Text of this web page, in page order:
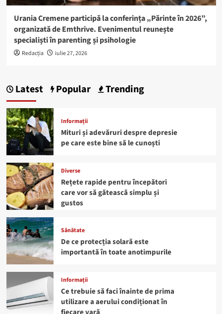
Urania Cremene participă la conferința „Părinte în 2026”,
organizată de Emthrive. Evenimentul reunește
specialiști în parenting și psihologie
Redacția iulie 27, 2026
Latest Popular Trending
Informații
Mituri și adevăruri despre depresie
pe care este bine să le cunoști
Diverse
Rețete rapide pentru începători
care vor să gătească simplu și
gustos
Sănătate
De ce protecția solară este
importantă în toate anotimpurile
Informații
Ce trebuie să faci înainte de prima
utilizare a aerului condiționat în